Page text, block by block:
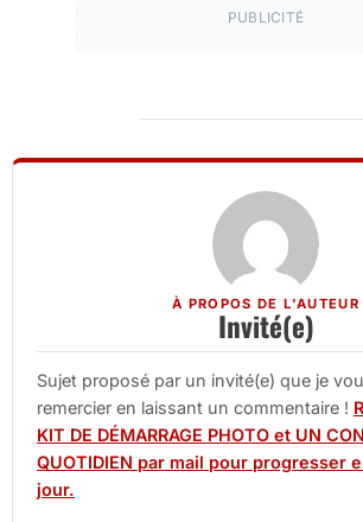
PUBLICITÉ
À PROPOS DE L'AUTEUR
Invité(e)
Sujet proposé par un invité(e) que je
remercier en laissant un commentaire !
KIT DE DÉMARRAGE PHOTO et UN
QUOTIDIEN par mail pour progresser
jour.